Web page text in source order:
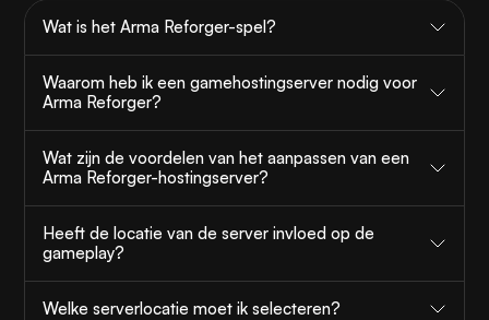
Wat is het Arma Reforger-spel?
Waarom heb ik een gamehostingserver nodig voor
Arma Reforger?
Wat zijn de voordelen van het aanpassen van een
Arma Reforger-hostingserver?
Heeft de locatie van de server invloed op de
gameplay?
Welke serverlocatie moet ik selecteren?